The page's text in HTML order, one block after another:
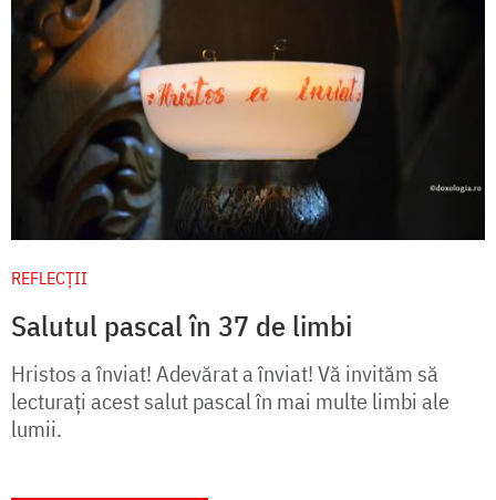
REFLECȚII
Salutul pascal în 37 de limbi
Hristos a înviat! Adevărat a înviat! Vă invităm să
lecturați acest salut pascal în mai multe limbi ale
lumii.